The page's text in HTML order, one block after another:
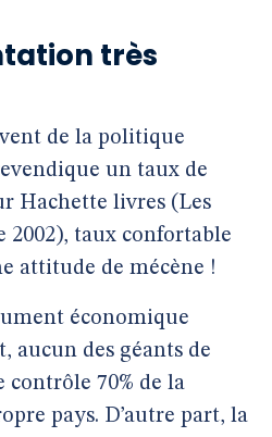
très
de la politique
un taux de
Hachette livres (Les
2002), taux confortable
attitude de mécène !
économique
aucun des géants de
contrôle 70% de la
pays. D’autre part, la